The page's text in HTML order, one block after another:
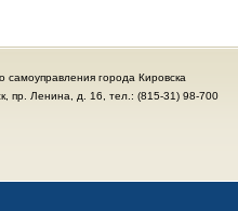
города Кировска
пр. Ленина, д. 16, тел.: (815-31) 98-700